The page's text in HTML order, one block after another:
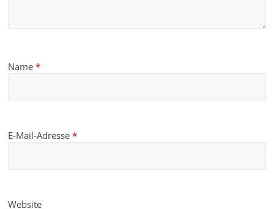
Name*
E-Mail-Adresse*
Website